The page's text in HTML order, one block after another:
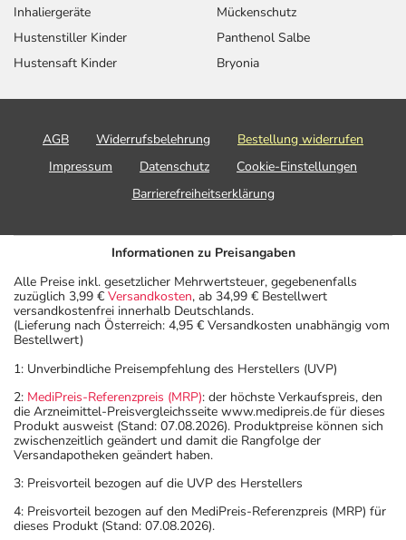
Inhaliergeräte
Hustenstiller Kinder
Hustensaft Kinder
Mückenschutz
Panthenol Salbe
Bryonia
AGB Widerrufsbelehrung
Bestellung widerrufen
Impressum
Datenschutz
Cookie-Einstellungen
Barrierefreiheitserklärung
Informationen zu Preisangaben
Alle Preise inkl. gesetzlicher Mehrwertsteuer, gegebenenfalls
zuzüglich 3,99 € Versandkosten, ab 34,99 € Bestellwert
versandkostenfrei innerhalb Deutschlands.
(Lieferung nach Österreich: 4,95 € Versandkosten unabhängig vom
Bestellwert)
1: Unverbindliche Preisempfehlung des Herstellers (UVP)
2: MediPreis-Referenzpreis (MRP): der höchste Verkaufspreis, den
die Arzneimittel-Preisvergleichsseite www.medipreis.de für dieses
Produkt ausweist (Stand: 07.08.2026). Produktpreise können sich
zwischenzeitlich geändert und damit die Rangfolge der
Versandapotheken geändert haben.
3: Preisvorteil bezogen auf die UVP des Herstellers
4: Preisvorteil bezogen auf den MediPreis-Referenzpreis (MRP) für
dieses Produkt (Stand: 07.08.2026).